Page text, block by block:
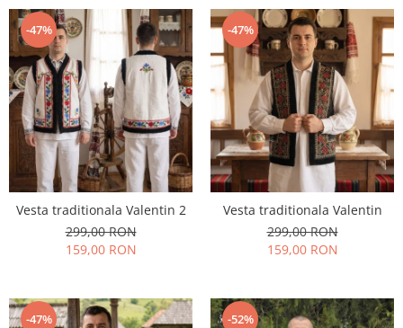
-47%
Vesta traditionala Valentin 2
299,00 RON
159,00 RON
-47%
Vesta traditionala Valentin
299,00 RON
159,00 RON
-47% -52%